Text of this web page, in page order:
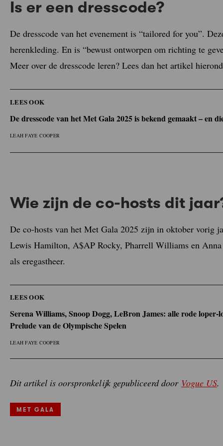
Is er een dresscode?
De dresscode van het evenement is “tailored for you”.
herenkleding. En is “bewust ontworpen om richting te
Meer over de dresscode leren? Lees dan het artikel
LEES OOK
De dresscode van het Met Gala 2025 is bekend gemaakt – en
LEAH FAYE COOPER
Wie zijn de co-hosts dit
De co-hosts van het Met Gala 2025 zijn in oktober vorig
Lewis Hamilton, A$AP Rocky, Pharrell Williams en
als eregastheer.
LEES OOK
Serena Williams, Snoop Dogg, LeBron James: alle rode
Prelude van de Olympische Spelen
LEAH FAYE COOPER
Dit artikel is oorspronkelijk gepubliceerd door Vogue US.
MET GALA